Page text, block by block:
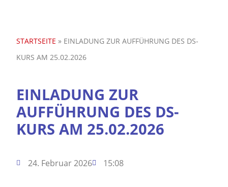
STARTSEITE » EINLADUNG ZUR AUFFÜHRUNG DES DS-
KURS AM 25.02.2026
EINLADUNG ZUR
AUFFÜHRUNG DES DS-
KURS AM 25.02.2026
24. Februar 2026 15:08